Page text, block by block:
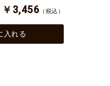
￥3,456 （税込）
入れる